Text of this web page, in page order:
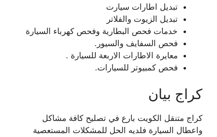
تبديل اطارات سيارت
تبديل الزيوت والفلاتر
خدمات فحص البطارية وفحص كهرباء السيارة
فحص السفايف والسيور.
معايرة الاطارات الاربعة للسيارة .
فحص كمبيوتر للسيارات.
كراج بيان
كراج متنقل الكويت بارع في تصليح كافة مشاكل
واعطال السيارة فلديه الحل للمشكلات المستعصية